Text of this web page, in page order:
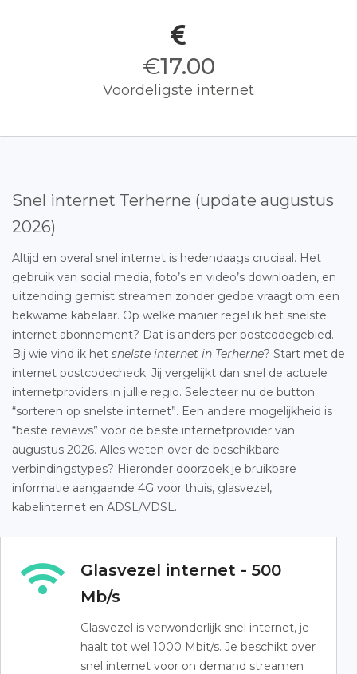
€17.00
Voordeligste internet
Snel internet Terherne (update augustus
2026)
Altijd en overal snel internet is hedendaags cruciaal. Het
gebruik van social media, foto’s en video’s downloaden, en
uitzending gemist streamen zonder gedoe vraagt om een
bekwame kabelaar. Op welke manier regel ik het snelste
internet abonnement? Dat is anders per postcodegebied.
Bij wie vind ik het snelste internet in Terherne? Start met de
internet postcodecheck. Jij vergelijkt dan snel de actuele
internetproviders in jullie regio. Selecteer nu de button
“sorteren op snelste internet”. Een andere mogelijkheid is
“beste reviews” voor de beste internetprovider van
augustus 2026. Alles weten over de beschikbare
verbindingstypes? Hieronder doorzoek je bruikbare
informatie aangaande 4G voor thuis, glasvezel,
kabelinternet en ADSL/VDSL.
Glasvezel internet - 500
Mb/s
Glasvezel is verwonderlijk snel internet, je
haalt tot wel 1000 Mbit/s. Je beschikt over
snel internet voor on demand streamen